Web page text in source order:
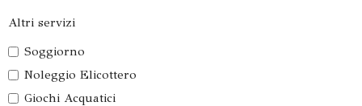
Altri servizi
Soggiorno
Noleggio Elicottero
Giochi Acquatici